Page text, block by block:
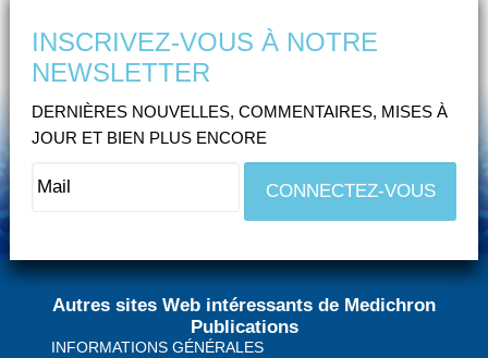
INSCRIVEZ-VOUS À NOTRE
NEWSLETTER
DERNIÈRES NOUVELLES, COMMENTAIRES, MISES À
JOUR ET BIEN PLUS ENCORE
Autres sites Web intéressants de Medichron
Publications
INFORMATIONS GÉNÉRALES